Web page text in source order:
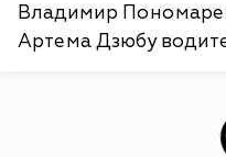
Владимир
Артема Дзюбу